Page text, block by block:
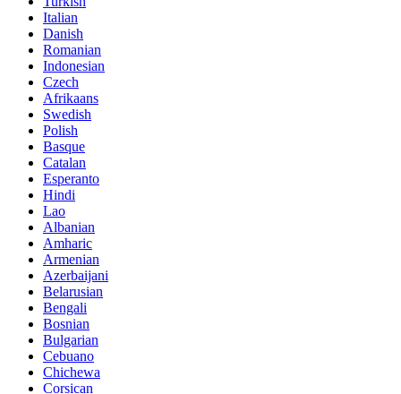
Italian
Danish
Romanian
Indonesian
Czech
Afrikaans
Swedish
Polish
Basque
Catalan
Esperanto
Hindi
Lao
Albanian
Amharic
Armenian
Azerbaijani
Belarusian
Bengali
Bosnian
Bulgarian
Cebuano
Chichewa
Corsican